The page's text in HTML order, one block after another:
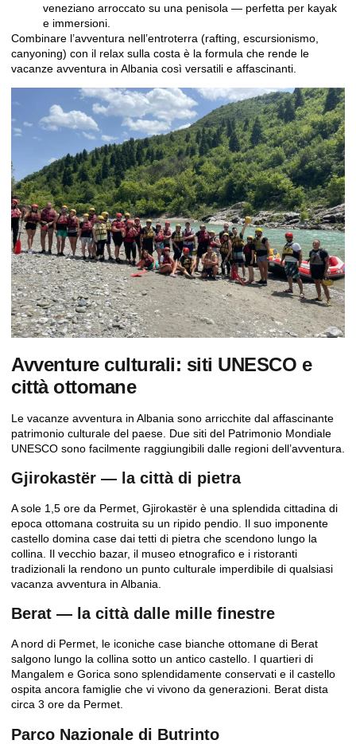
veneziano arroccato su una penisola — perfetta per kayak
e immersioni.
Combinare l’avventura nell’entroterra (rafting, escursionismo,
canyoning) con il relax sulla costa è la formula che rende le
vacanze avventura in Albania così versatili e affascinanti.
Avventure culturali: siti UNESCO e
città ottomane
Le vacanze avventura in Albania sono arricchite dal affascinante
patrimonio culturale del paese. Due siti del Patrimonio Mondiale
UNESCO sono facilmente raggiungibili dalle regioni dell’avventura.
Gjirokastër — la città di pietra
A sole 1,5 ore da Permet, Gjirokastër è una splendida cittadina di
epoca ottomana costruita su un ripido pendio. Il suo imponente
castello domina case dai tetti di pietra che scendono lungo la
collina. Il vecchio bazar, il museo etnografico e i ristoranti
tradizionali la rendono un punto culturale imperdibile di qualsiasi
vacanza avventura in Albania.
Berat — la città dalle mille finestre
A nord di Permet, le iconiche case bianche ottomane di Berat
salgono lungo la collina sotto un antico castello. I quartieri di
Mangalem e Gorica sono splendidamente conservati e il castello
ospita ancora famiglie che vi vivono da generazioni. Berat dista
circa 3 ore da Permet.
Parco Nazionale di Butrinto